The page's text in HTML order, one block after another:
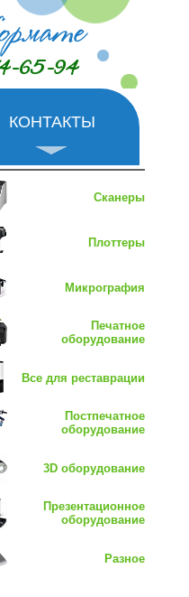
65-94
КОНТАКТЫ
Сканеры
Плоттеры
Микрография
Печатное
оборудование
Все для реставрации
Постпечатное
оборудование
3D оборудование
Презентационное
оборудование
Разное